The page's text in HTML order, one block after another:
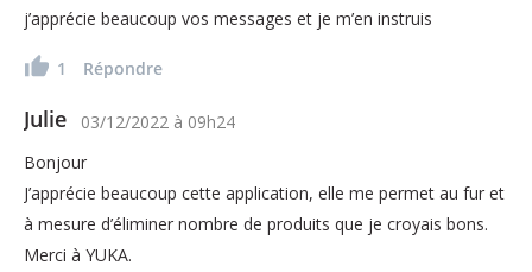
j’apprécie beaucoup vos messages et je m’en instruis
1 Répondre
Julie 03/12/2022 à 09h24
Bonjour
J’apprécie beaucoup cette application, elle me permet au fur et
à mesure d’éliminer nombre de produits que je croyais bons.
Merci à YUKA.